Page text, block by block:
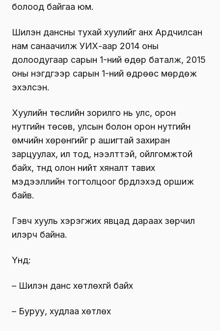
болоод байгаа юм.
Шилэн дансны тухай хуулийг анх Ардчилсан
нам санаачилж УИХ-аар 2014 оны
долоодугаар сарын 1-ний өдөр баталж, 2015
оны нэгдүгээр сарын 1-ний өдрөөс мөрдөж
эхэлсэн.
Хуулийн төслийн зорилго нь улс, орон
нутгийн төсөв, улсын болон орон нутгийн
өмчийн хөрөнгийг үр ашигтай захиран
зарцуулах, ил тод, нээлттэй, ойлгомжтой
байх, түүнд олон нийт хяналт тавих
мэдээллийн тогтолцоог бүрдүүлэхэд оршиж
байв.
Гэвч хууль хэрэгжих явцад дараах зөрчил
илэрч байна.
Үүнд:
– Шилэн данс хөтлөхгүй байх
– Буруу, худлаа хөтлөх